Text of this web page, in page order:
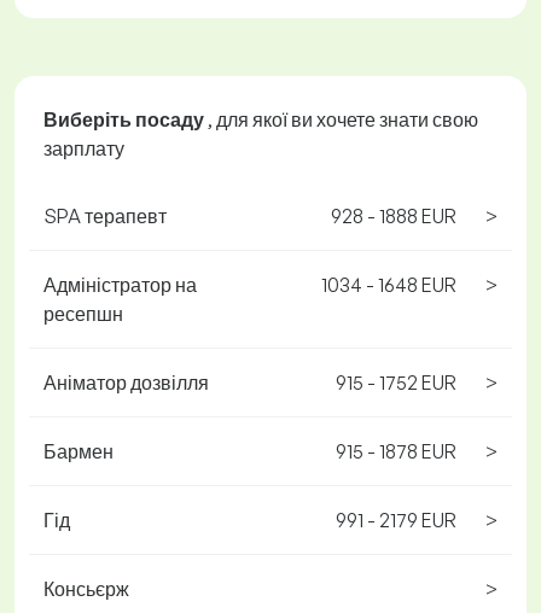
Виберіть посаду , для якої ви хочете знати свою
зарплату
SPA терапевт 928 - 1888 EUR >
Адміністратор на
ресепшн
1034 - 1648 EUR >
Аніматор дозвілля 915 - 1752 EUR >
Бармен 915 - 1878 EUR >
Гід 991 - 2179 EUR >
Консьєрж >